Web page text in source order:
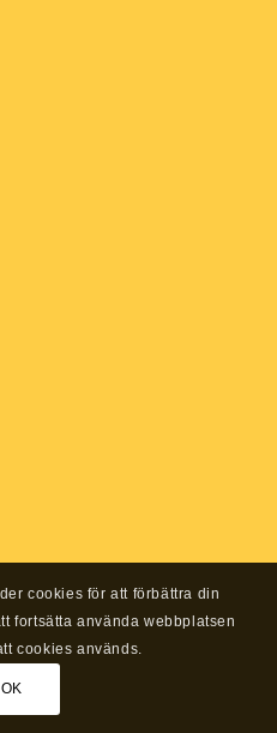
cookies för att förbättra din
fortsätta använda webbplatsen
cookies används.
OK